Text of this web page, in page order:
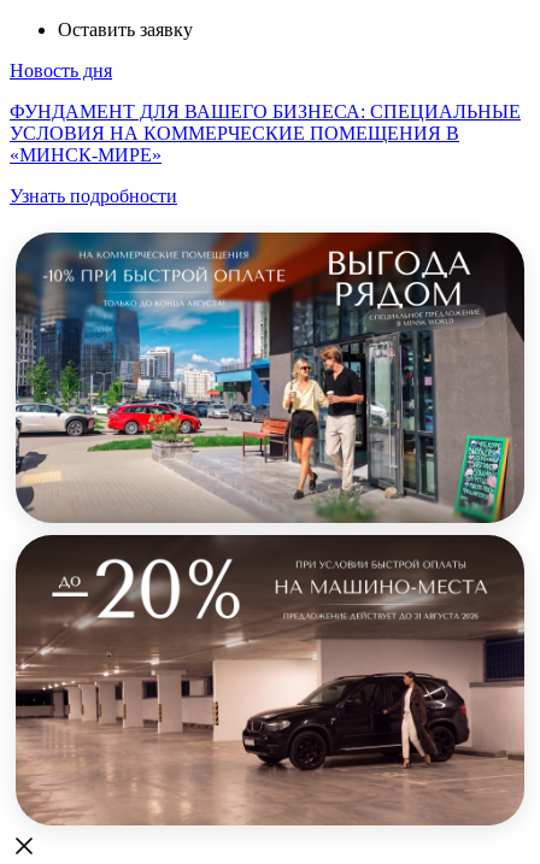
Оставить заявку
Новость дня
ФУНДАМЕНТ ДЛЯ ВАШЕГО БИЗНЕСА: СПЕЦИАЛЬНЫЕ
УСЛОВИЯ НА КОММЕРЧЕСКИЕ ПОМЕЩЕНИЯ В
«МИНСК-МИРЕ»
Узнать подробности